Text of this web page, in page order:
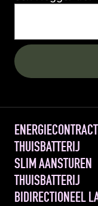
ENERGIECONTRACT
THUISBATTERIJ
SLIM AANSTUREN
THUISBATTERIJ
BIDIRECTIONEEL